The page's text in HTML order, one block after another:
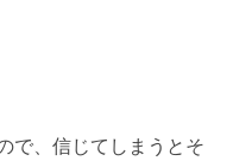
で、信じてしまうとそ